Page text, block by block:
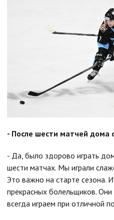
- После шести матчей дома
- Да, было здорово играть
шести матчах. Мы играли
Это важно на старте сезона.
прекрасных болельщиков.
всегда играем при отличной